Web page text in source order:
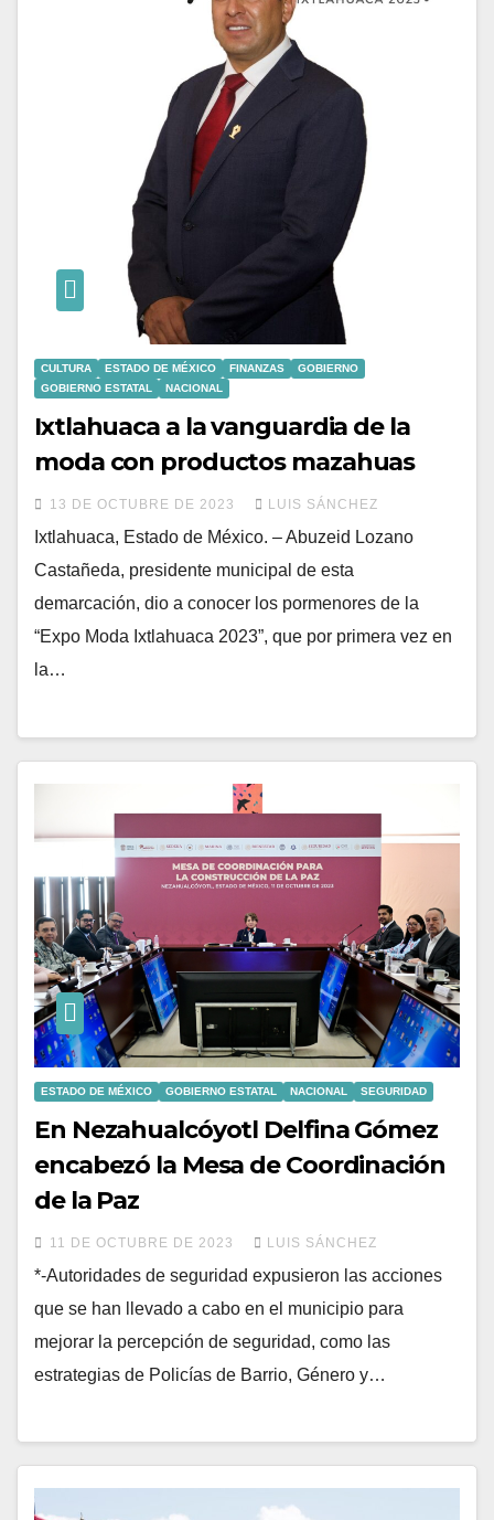
CULTURA ESTADO DE MÉXICO FINANZAS
GOBIERNO
GOBIERNO ESTATAL
NACIONAL
Ixtlahuaca a la vanguardia de la
moda con productos mazahuas
13 DE OCTUBRE DE 2023 LUIS SÁNCHEZ
Ixtlahuaca, Estado de México. – Abuzeid Lozano
Castañeda, presidente municipal de esta
demarcación, dio a conocer los pormenores de la
“Expo Moda Ixtlahuaca 2023”, que por primera vez en
la…
ESTADO DE MÉXICO GOBIERNO ESTATAL NACIONAL SEGURIDAD
En Nezahualcóyotl Delfina Gómez
encabezó la Mesa de Coordinación
de la Paz
11 DE OCTUBRE DE 2023 LUIS SÁNCHEZ
*-Autoridades de seguridad expusieron las acciones
que se han llevado a cabo en el municipio para
mejorar la percepción de seguridad, como las
estrategias de Policías de Barrio, Género y…